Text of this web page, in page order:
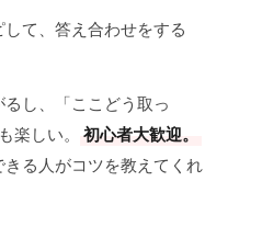
て、答え合わせをする
し、「ここどう取っ
楽しい。
初心者大歓迎。
る人がコツを教えてくれ